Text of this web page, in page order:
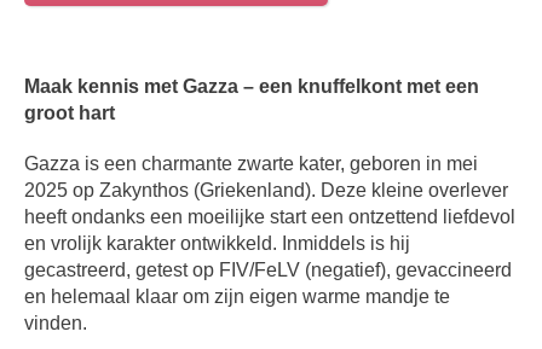
Maak kennis met Gazza – een knuffelkont met een
groot hart
Gazza is een charmante zwarte kater, geboren in mei
2025 op Zakynthos (Griekenland). Deze kleine overlever
heeft ondanks een moeilijke start een ontzettend liefdevol
en vrolijk karakter ontwikkeld. Inmiddels is hij
gecastreerd, getest op FIV/FeLV (negatief), gevaccineerd
en helemaal klaar om zijn eigen warme mandje te
vinden.